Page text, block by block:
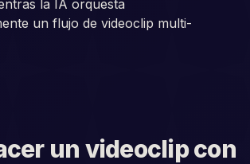
un videoclip con